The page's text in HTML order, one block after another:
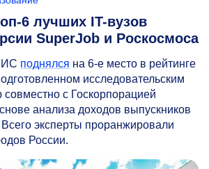
6 лучших IT-вузов
SuperJob и Роскосмоса
поднялся на 6-е место в рейтинге
исследовательским
с Госкорпорацией
анализа доходов выпускников
Всего эксперты проранжировали
России.